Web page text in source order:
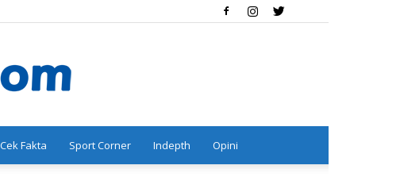
Cek Fakta Sport Corner Indepth Opini